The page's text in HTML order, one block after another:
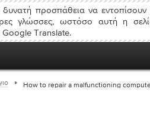
προσπάθεια να
γλώσσες, ωστόσο αυτή η
Google Translate.
How to repair a malfunctioning